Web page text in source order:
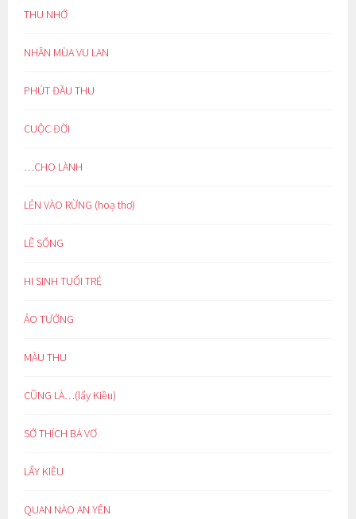
THU NHỚ
NHÂN MÙA VU LAN
PHÚT ĐẦU THU
CUỘC ĐỜI
…CHO LÀNH
LẺN VÀO RỪNG (hoạ thơ)
LẼ SỐNG
HI SINH TUỔI TRẺ
ẢO TƯỞNG
MÀU THU
CŨNG LÀ…(lẩy Kiều)
SỞ THÍCH BÁ VƠ
LẨY KIỀU
QUAN NÀO AN YÊN